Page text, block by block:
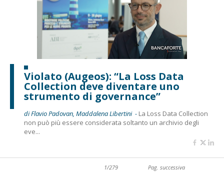
Violato (Augeos): “La Loss Data
Collection deve diventare uno
strumento di governance”
di Flavio Padovan, Maddalena Libertini - La Loss Data Collection
non può più essere considerata soltanto un archivio degli
eve...
1/279 Pag. successiva